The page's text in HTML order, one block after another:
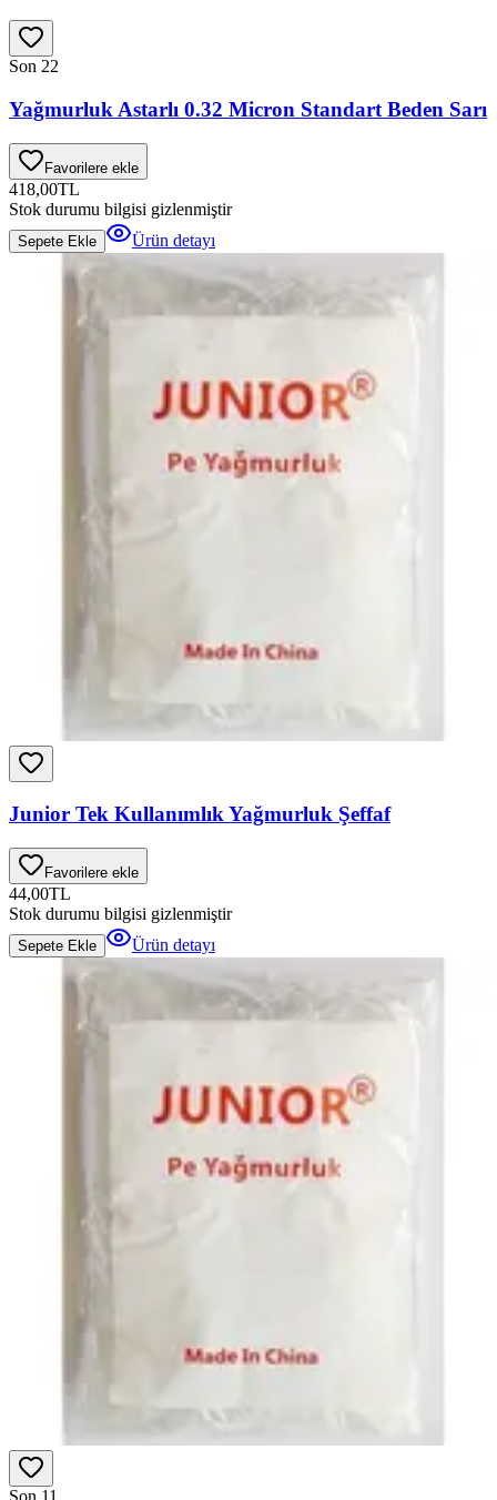
Son 22
Yağmurluk Astarlı 0.32 Micron Standart Beden Sarı
Favorilere ekle
418,00TL
Stok durumu bilgisi gizlenmiştir
Sepete Ekle Ürün detayı
Junior Tek Kullanımlık Yağmurluk Şeffaf
Favorilere ekle
44,00TL
Stok durumu bilgisi gizlenmiştir
Sepete Ekle Ürün detayı
Son 11